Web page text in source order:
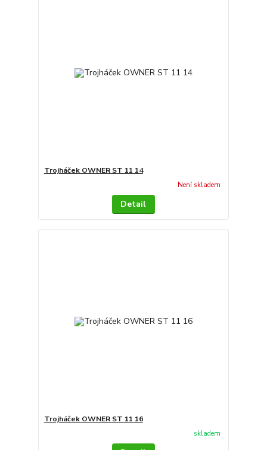
Trojháček OWNER ST 11 14
Není skladem
Detail
Trojháček OWNER ST 11 16
skladem